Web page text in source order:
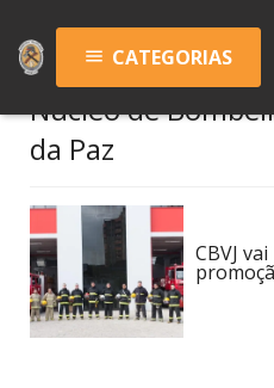
menu CATEGORIAS
Núcleo de
da Paz
CBVJ